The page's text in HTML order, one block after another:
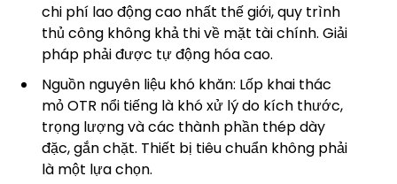
chi phí lao động cao nhất thế giới, quy trình
thủ công không khả thi về mặt tài chính. Giải
pháp phải được tự động hóa cao.
Nguồn nguyên liệu khó khăn: Lốp khai thác
mỏ OTR nổi tiếng là khó xử lý do kích thước,
trọng lượng và các thành phần thép dày
đặc, gắn chặt. Thiết bị tiêu chuẩn không phải
là một lựa chọn.